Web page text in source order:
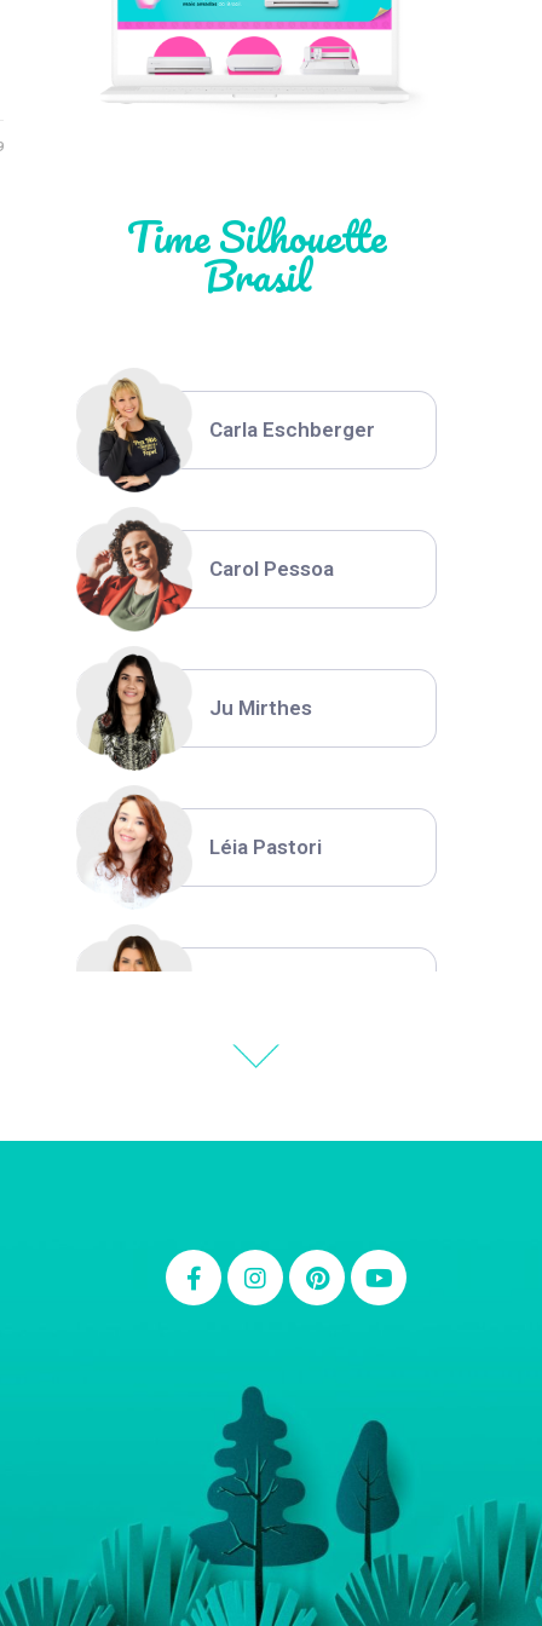
Time Silhouette
Brasil
Léia Pastori
Thiara Ney
Carla Eschberger
Carol Pessoa
Ju Mirthes
Léia Pastori
Carla Eschberger
Carol Pessoa
Ju Mirthes